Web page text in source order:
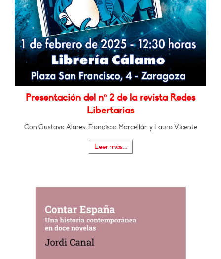
Presentación del nº 2 de la revista Redes
Libertarias
Con Gustavo Alares, Francisco Marcellán y Laura Vicente
Leer más...